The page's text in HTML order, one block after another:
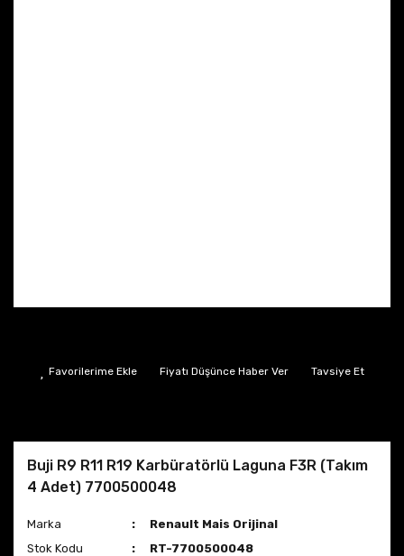
Fiyatı Düşünce Haber Ver Tavsiye Et
Buji R9 R11 R19 Karbüratörlü Laguna F3R (Takım
4 Adet) 7700500048
Marka
Renault Mais Orijinal
Stok Kodu
RT-7700500048